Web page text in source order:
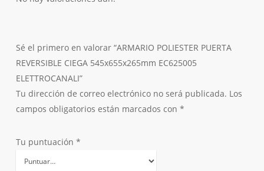
Sé el primero en valorar “ARMARIO POLIESTER PUERTA
REVERSIBLE CIEGA 545x655x265mm EC625005
ELETTROCANALI”
Tu dirección de correo electrónico no será publicada. Los
campos obligatorios están marcados con *
Tu puntuación *